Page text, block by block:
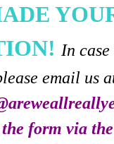
In
email us
form via